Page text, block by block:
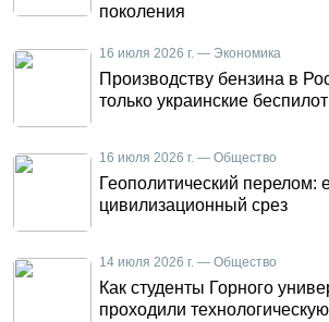
поколения
16 июля 2026 г. — Экономика
Производству бензина в
только украинские
16 июля 2026 г. — Общество
Геополитический перелом:
цивилизационный срез
14 июля 2026 г. — Общество
Как студенты Горного
проходили